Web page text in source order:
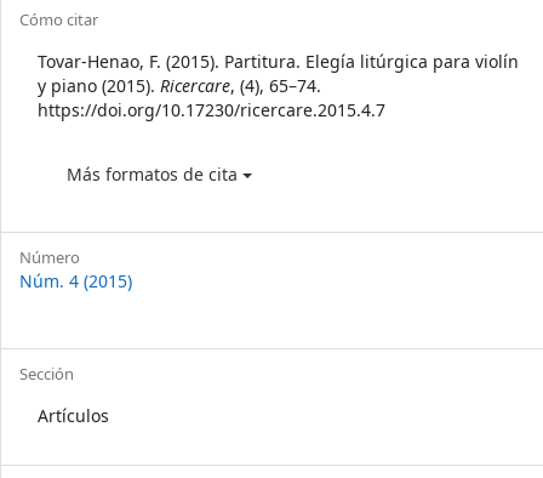
Article
Details
Cómo citar
Tovar-Henao, F. (2015). Partitura. Elegía litúrgica para violín
y piano (2015). Ricercare, (4), 65–74.
https://doi.org/10.17230/ricercare.2015.4.7
Más formatos de cita
Número
Núm. 4 (2015)
Sección
Artículos